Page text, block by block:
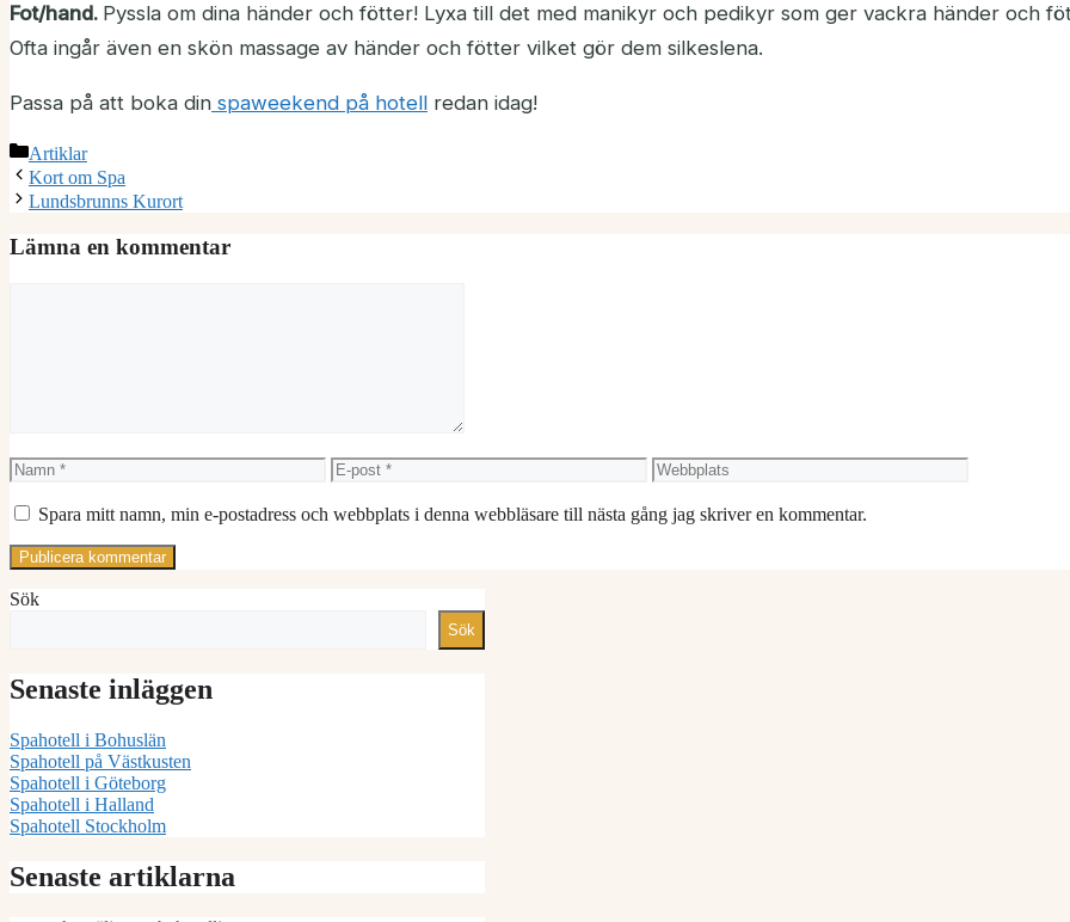
Fot/hand. Pyssla om dina händer och fötter! Lyxa till det med manikyr och pedikyr som ger vackra händer och
Ofta ingår även en skön massage av händer och fötter vilket gör dem silkeslena.
Passa på att boka din spaweekend på hotell redan idag!
Kategorier
Artiklar
Kort om Spa
Lundsbrunns Kurort
Lämna en kommentar
Namn
E-
post
Webbplats
Spara mitt namn, min e-postadress och webbplats i denna webbläsare till nästa gång jag skriver en kommentar.
Sök
Sök
Senaste inläggen
Spahotell i Bohuslän
Spahotell på Västkusten
Spahotell i Göteborg
Spahotell i Halland
Spahotell Stockholm
Senaste artiklarna